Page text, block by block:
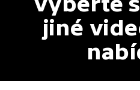
jiné